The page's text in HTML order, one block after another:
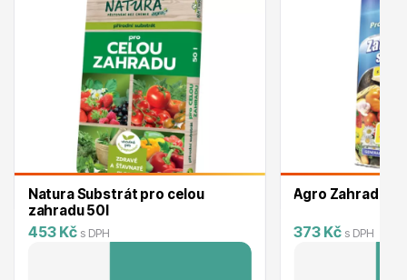
Bylinky do kuchyně
Natura Substrát pro celou
zahradu 50l
453 Kč s DPH
Agro
373 Kč s DPH